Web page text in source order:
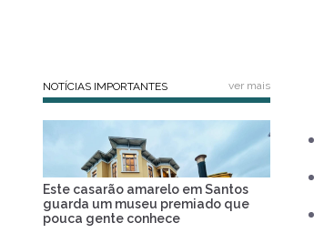
NOTÍCIAS IMPORTANTES ver mais
Este casarão amarelo em Santos
guarda um museu premiado que
pouca gente conhece